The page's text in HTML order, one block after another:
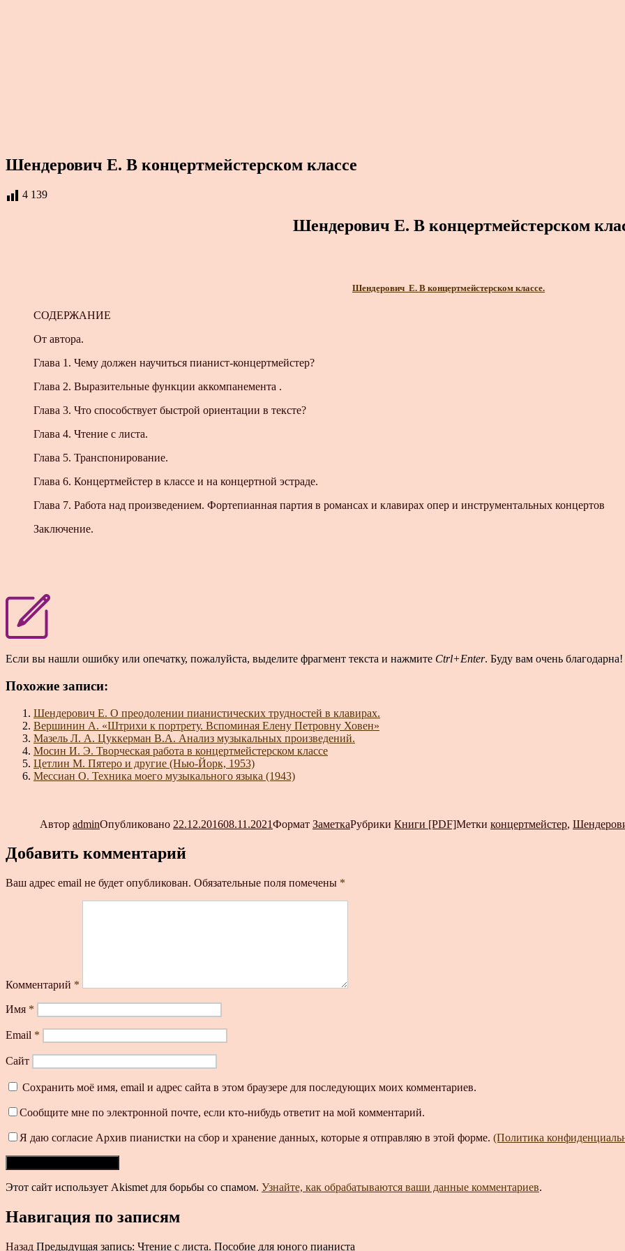
Шендерович Е. В концертмейстерском классе
4 139
Шендерович Е. В концертмейстерском
Шендерович Е. В концертмейстерском классе.
СОДЕРЖАНИЕ
От автора.
Глава 1. Чему должен научиться пианист-концертмейстер?
Глава 2. Выразительные функции аккомпанемента .
Глава 3. Что способствует быстрой ориентации в тексте?
Глава 4. Чтение с листа.
Глава 5. Транспонирование.
Глава 6. Концертмейстер в классе и на концертной эстраде.
Глава 7. Работа над произведением. Фортепианная партия в романсах и клавирах опер и инструментальных концертов
Заключение.
Если вы нашли ошибку или опечатку, пожалуйста, выделите фрагмент текста и нажмите Ctrl+Enter. Буду вам очень благодарна!
Похожие записи:
Шендерович Е. О преодолении пианистических трудностей в клавирах.
Вершинин А. «Штрихи к портрету. Вспоминая Елену Петровну Ховен»
Мазель Л. А. Цуккерман В.А. Анализ музыкальных произведений.
Мосин И. Э. Творческая работа в концертмейстерском классе
Цетлин М. Пятеро и другие (Нью-Йорк, 1953)
Мессиан О. Техника моего музыкального языка (1943)
Автор adminОпубликовано 22.12.201608.11.2021Формат ЗаметкаРубрики Книги [PDF]Метки концертмейстер,
Добавить комментарий
Ваш адрес email не будет опубликован. Обязательные поля помечены *
Комментарий *
Имя *
Email *
Сайт
Сохранить моё имя, email и адрес сайта в этом браузере для последующих моих комментариев.
Сообщите мне по электронной почте, если кто-нибудь ответит на мой комментарий.
Я даю согласие Архив пианистки на сбор и хранение данных, которые я отправляю в этой форме. (Политика
Этот сайт использует Akismet для борьбы со спамом. Узнайте, как обрабатываются ваши данные комментариев.
Навигация по записям
Назад Предыдущая запись: Чтение с листа. Пособие для юного пианиста